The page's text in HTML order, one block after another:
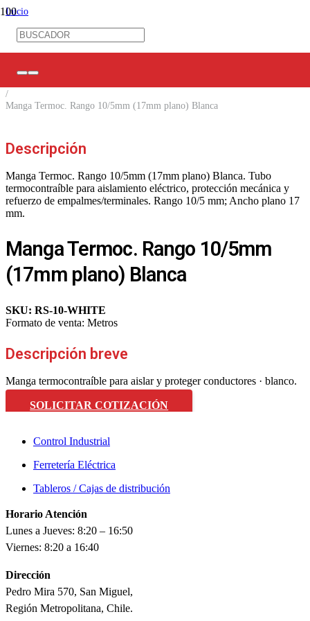
Inicio
Ferretería Eléctrica
/
Manga Termoc. Rango 10/5mm (17mm plano) Blanca
Descripción
Manga Termoc. Rango 10/5mm (17mm plano) Blanca. Tubo
termocontraíble para aislamiento eléctrico, protección mecánica y
refuerzo de empalmes/terminales. Rango 10/5 mm; Ancho plano 17
mm.
Manga Termoc. Rango 10/5mm
(17mm plano) Blanca
SKU: RS-10-WHITE
Formato de venta: Metros
Descripción breve
Manga termocontraíble para aislar y proteger conductores · blanco.
SOLICITAR COTIZACIÓN
Control Industrial
Ferretería Eléctrica
Tableros / Cajas de distribución
Horario Atención
Lunes a Jueves: 8:20 – 16:50
Viernes: 8:20 a 16:40
Dirección
Pedro Mira 570, San Miguel,
Región Metropolitana, Chile.